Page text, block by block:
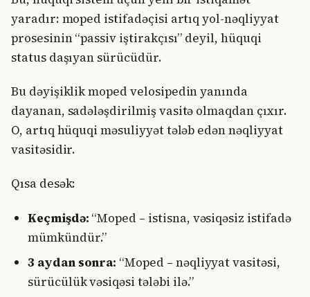
yaradır: moped istifadəçisi artıq yol-nəqliyyat
prosesinin “passiv iştirakçısı” deyil, hüquqi
status daşıyan sürücüdür.
Bu dəyişiklik moped velosipedin yanında
dayanan, sadələşdirilmiş vasitə olmaqdan çıxır.
O, artıq hüquqi məsuliyyət tələb edən nəqliyyat
vasitəsidir.
Qısa desək:
Keçmişdə: “Moped – istisna, vəsiqəsiz istifadə
mümkündür.”
3 aydan sonra: “Moped – nəqliyyat vasitəsi,
sürücülük vəsiqəsi tələbi ilə.”